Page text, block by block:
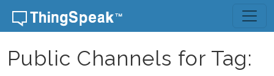
Skip to content
Public Channels for Tag: